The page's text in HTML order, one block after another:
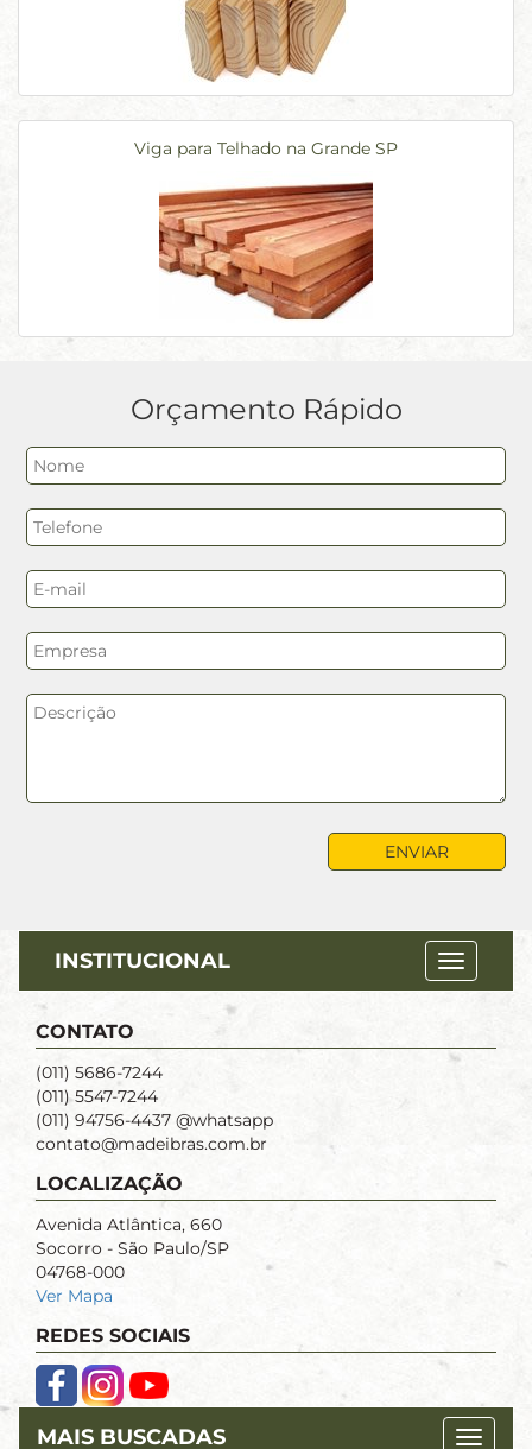
Viga para Telhado na Grande SP
Orçamento Rápido
INSTITUCIONAL
CONTATO
(011) 5686-7244
(011) 5547-7244
(011) 94756-4437 @whatsapp
contato@madeibras.com.br
LOCALIZAÇÃO
Avenida Atlântica, 660
Socorro - São Paulo/SP
04768-000
Ver Mapa
REDES SOCIAIS
MAIS BUSCADAS